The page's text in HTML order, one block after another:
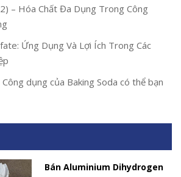
– Hóa Chất Đa Dụng Trong Công
Ứng Dụng Và Lợi Ích Trong Các
Công dụng của Baking Soda có thể bạn
Bán Aluminium Dihydrogen